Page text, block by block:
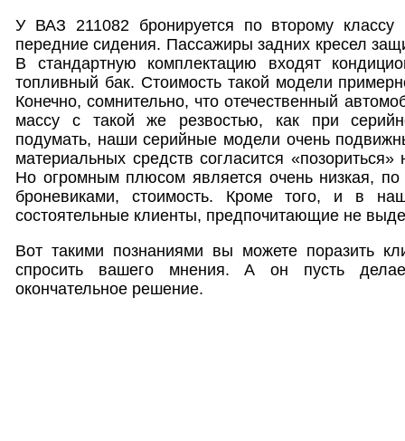
У ВАЗ 211082 бронируется по второму классу
передние сидения. Пассажиры задних кресел
В стандартную комплектацию входят
топливный бак. Стоимость такой модели
Конечно, сомнительно, что отечественный
массу с такой же резвостью, как при
подумать, наши серийные модели очень
материальных средств согласится
Но огромным плюсом является очень низкая,
броневиками, стоимость. Кроме того, и в
состоятельные клиенты, предпочитающие не
Вот такими познаниями вы можете поразить
спросить вашего мнения. А он пусть
окончательное решение.